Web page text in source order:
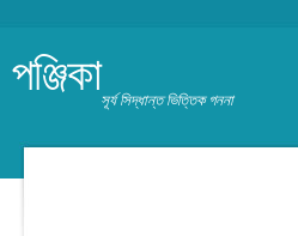
পঞ্জিকা
সূর্য সিদ্ধান্ত ভিত্তিক গননা